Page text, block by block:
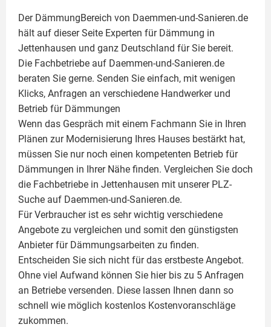
Der DämmungBereich von Daemmen-und-Sanieren.de
hält auf dieser Seite Experten für Dämmung in
Jettenhausen und ganz Deutschland für Sie bereit.
Die Fachbetriebe auf Daemmen-und-Sanieren.de
beraten Sie gerne. Senden Sie einfach, mit wenigen
Klicks, Anfragen an verschiedene Handwerker und
Betrieb für Dämmungen
Wenn das Gespräch mit einem Fachmann Sie in Ihren
Plänen zur Modernisierung Ihres Hauses bestärkt hat,
müssen Sie nur noch einen kompetenten Betrieb für
Dämmungen in Ihrer Nähe finden. Vergleichen Sie doch
die Fachbetriebe in Jettenhausen mit unserer PLZ-
Suche auf Daemmen-und-Sanieren.de.
Für Verbraucher ist es sehr wichtig verschiedene
Angebote zu vergleichen und somit den günstigsten
Anbieter für Dämmungsarbeiten zu finden.
Entscheiden Sie sich nicht für das erstbeste Angebot.
Ohne viel Aufwand können Sie hier bis zu 5 Anfragen
an Betriebe versenden. Diese lassen Ihnen dann so
schnell wie möglich kostenlos Kostenvoranschläge
zukommen.